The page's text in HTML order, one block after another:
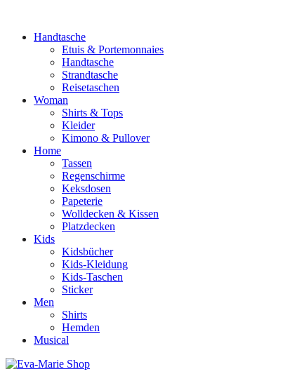
Handtasche
Etuis & Portemonnaies
Handtasche
Strandtasche
Reisetaschen
Woman
Shirts & Tops
Kleider
Kimono & Pullover
Home
Tassen
Regenschirme
Keksdosen
Papeterie
Wolldecken & Kissen
Platzdecken
Kids
Kidsbücher
Kids-Kleidung
Kids-Taschen
Sticker
Men
Shirts
Hemden
Musical